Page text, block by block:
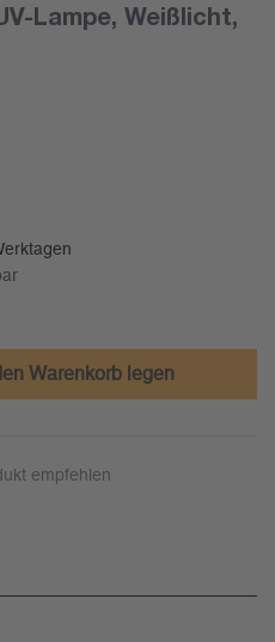
Lampe, Weißlicht,
Warenkorb legen
empfehlen